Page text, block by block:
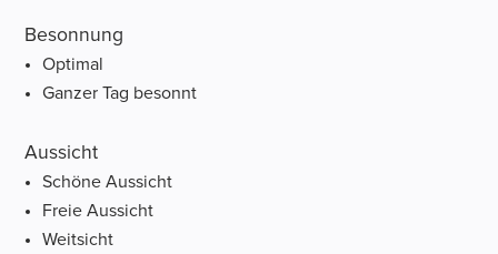
Besonnung
Optimal
Ganzer Tag besonnt
Aussicht
Schöne Aussicht
Freie Aussicht
Weitsicht